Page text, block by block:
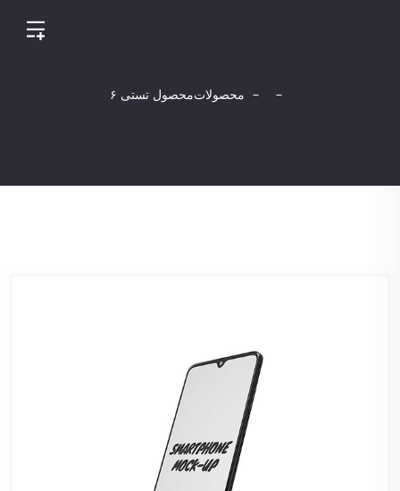
محصولاتمحصول تستی ۶